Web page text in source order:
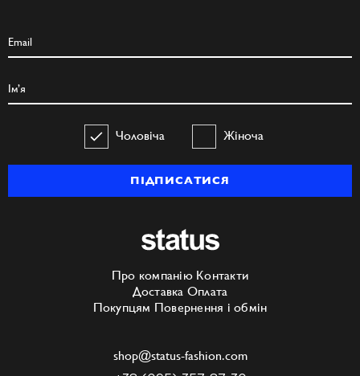
Чоловіча Жіноча
ПІДПИСАТИСЯ
Про компанію Контакти
Доставка Оплата
Покупцям Повернення і обмін
shop@status-fashion.com